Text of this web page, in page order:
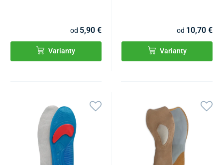
od 5,90 €
Varianty
od 10,70 €
Varianty